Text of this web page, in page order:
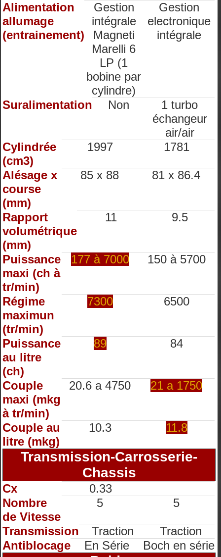
Alimentation
allumage
(entrainement)
Gestion
intégrale
Magneti
Marelli 6
LP (1
bobine par
cylindre)
Gestion
electronique
intégrale
Suralimentation Non
1 turbo
échangeur
air/air
Cylindrée
(cm3)
1997 1781
Alésage x
course
(mm)
85 x 88 81 x 86.4
Rapport
volumétrique
(mm)
11 9.5
Puissance
maxi (ch à
tr/min)
177 à 7000 150 à 5700
Régime
maximun
(tr/min)
7300 6500
Puissance
au litre
(ch)
89 84
Couple
maxi (mkg
à tr/min)
20.6 a 4750 21 a 1750
Couple au
litre (mkg)
10.3 11.8
Transmission-Carrosserie-
Chassis
Cx
0.33
Nombre
de Vitesse
5 5
Transmission Traction
Traction
Antiblocage
En Série Boch en série